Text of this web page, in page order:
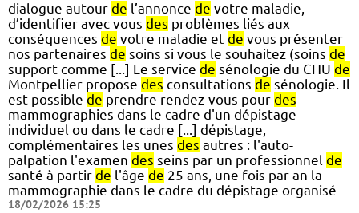
dialogue autour de l’annonce de votre maladie,
d’identifier avec vous des problèmes liés aux
conséquences de votre maladie et de vous présenter
nos partenaires de soins si vous le souhaitez (soins de
support comme [...] Le service de sénologie du CHU de
Montpellier propose des consultations de sénologie. Il
est possible de prendre rendez-vous pour des
mammographies dans le cadre d'un dépistage
individuel ou dans le cadre [...] dépistage,
complémentaires les unes des autres : l'auto-
palpation l'examen des seins par un professionnel de
santé à partir de l'âge de 25 ans, une fois par an la
mammographie dans le cadre du dépistage organisé
18/02/2026 15:25